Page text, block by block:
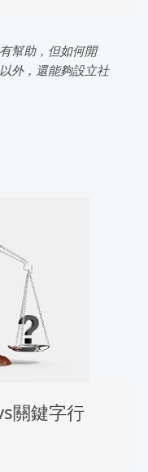
幫助，但如何開
外，還能夠設立社
關鍵字行